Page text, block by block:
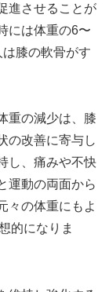
進させることが
には体重の6〜
膝の軟骨がす
重の減少は、膝
の改善に寄与し
し、痛みや不快
運動の両面から
々の体重にもよ
的になりま